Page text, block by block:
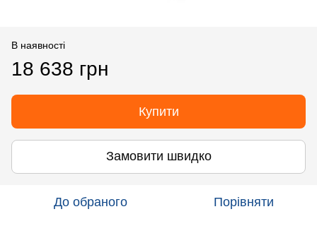
В наявності
18 638 грн
Купити
Замовити швидко
До обраного Порівняти